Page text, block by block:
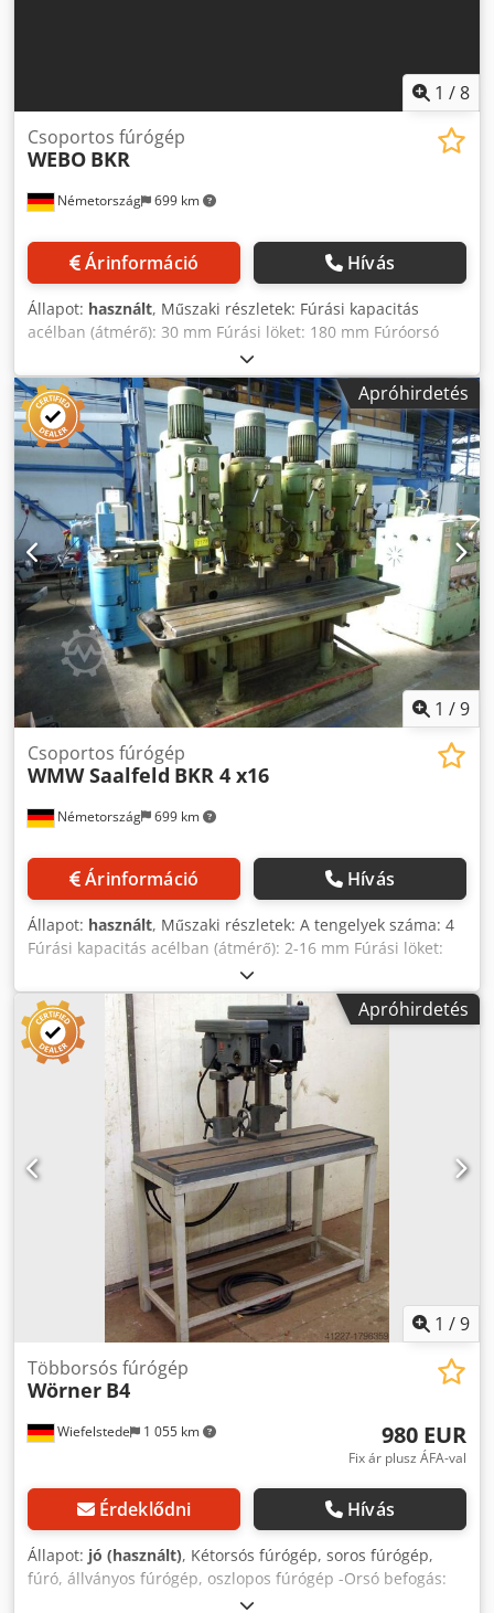
1 /8
Németország 699 km
Csoportos fúrógép
WEBO BKR
Árinformáció Hívás
Állapot: használt, Műszaki részletek: Fúrási kapacitás
acélban (átmérő): 30 mm Fúrási löket: 180 mm Fúróorsó
kúpossága: 4 x MK 3 Orsónyúlvány: 310 mm Orsótávolság:
490 mm Fúróállások száma: 4 Állítható fejtámasz: 300 (kézi)
mm előtolási sebesség: 0,08 - 0,64 / 6 lépés mm/ford. Orsó
fordulatszám:: 50 - 1,215 / 19 lépés fordulat/perc Orsó-
asztal távolság: max./min: 500 / 200 mm Asztalfelület: 1820
x 395 mm Az asztal beállítása: Magasság: 300 (kézi) mm
Teljes teljesítményigény: 4x 1,5 (6,0 kW) kW A gép tömege
kb.: 2,8 tonna A gép méretei kb. hosszúság x szélesség x
magasság: 2,1 x 1,1 x 2,75 m További műszaki adatok: -A
fúróorsó középponti távolsága 490 mm -menetek vágása a
3. és 4. fúróoszlopon automatikus átállással -minden
fúróorsó az óramutató járásával megegyező és ellentétes
irányú forgással működik -az orsó ellentengelye és a
variátor -hűtőfolyadék-rendszerrel Crodpeu Idu Hsfx Ab Ssf
Apróhirdetés
1 /9
Németország 699 km
Csoportos fúrógép
WMW Saalfeld BKR 4 x16
Árinformáció Hívás
Állapot: használt, Műszaki részletek: A tengelyek száma: 4
Fúrási kapacitás acélban (átmérő): 2-16 mm Fúrási löket:
140 mm Fúróorsó kúpossága: MK 3 Orsónyúlvány: 280 mm
Orsótávolság: 455 mm Farokfej állítás: 250 mm kézi - kurbli
segítségével előtolási sebesség: 0,08 - 0,12 - 0,20 - 0,31 / 4
fokozat mm/ford. előtolási sebesség:: automatikus + kézi
Orsó fordulatszám:: 180 - 2000 / 8 fokozat fordulat/perc
Orsó/asztal távolság: min. 3x 140 mm és 1x 260 mm mm
Orsó/asztal távolság: max. 3x 700mm és 1x 820mm mm
Asztalfelület: 1800 x 350 mm Crjdeu Idugjpfx Ab Sof Az
asztal beállítása: 300 kézzel mm Teljes teljesítményigény:
6,3 kW A gép súlya kb.: 2,4 tonna A gép méretei kb.
hosszúság x szélesség x magasság: 2,1 x 0,9 x 2,2 m
Alkalmazás: Fúrás, süllyesztés, dörzsölés és menetvágás.
Minden fúróorsó saját meghajtómotorral rendelkezik.
Felszereltség: A fúrógépek és a fúrószerszámok a
következők: Lábpedál/működtetés Kézi kurbli *
Apróhirdetés
1 /9
Wiefelstede 1 055 km
Többorsós fúrógép
Wörner B4
980 EUR
Fix ár plusz ÁFA-val
Érdeklődni Hívás
Állapot: jó (használt), Kétorsós fúrógép, soros fúrógép,
fúró, állványos fúrógép, oszlopos fúrógép -Orsó befogás:
B13 -Asztal mérete: 300 x 1100 mm Crsdpfxsb A Ikij Ab Sjf -